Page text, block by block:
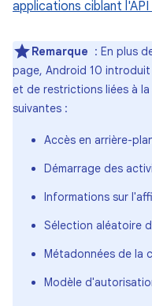
applications ciblant l'API
Remarque : En plus
page, Android 10
et de restrictions liées à
suivantes :
Accès en arrière-
Démarrage des
Informations sur
Sélection aléatoire
Métadonnées de la
Modèle